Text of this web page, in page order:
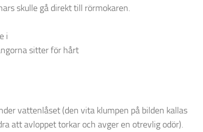
skulle gå direkt till rörmokaren.
i
sitter för hårt
vattenlåset (den vita klumpen på bilden kallas
att avloppet torkar och avger en otrevlig odör).